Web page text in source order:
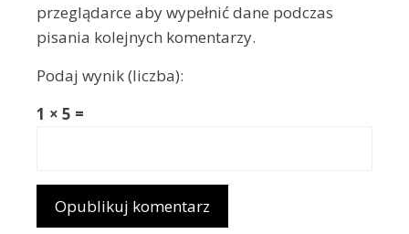
przeglądarce aby wypełnić dane podczas
pisania kolejnych komentarzy.
Podaj wynik (liczba):
1 × 5 =